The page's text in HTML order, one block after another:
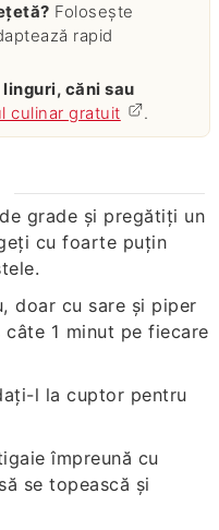
Folosește
rapid
culinar gratuit .
grade şi pregătiţi un
cu foarte puţin
doar cu sare şi piper
1 minut pe fiecare
l la cuptor pentru
împreună cu
se topească şi